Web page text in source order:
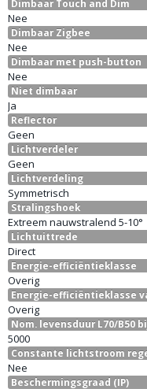
Dimbaar Touch and Dim
Nee
Dimbaar Zigbee
Nee
Dimbaar met push-button
Nee
Niet dimbaar
Ja
Reflector
Geen
Lichtverdeler
Geen
Lichtverdeling
Symmetrisch
Stralingshoek
Extreem nauwstralend 5-10°
Lichtuittrede
Direct
Energie-efficiëntieklasse
Overig
Energie-efficiëntieklasse
Overig
Nom. levensduur L70/B50
5000
Constante lichtstroom
Nee
Beschermingsgraad (IP)